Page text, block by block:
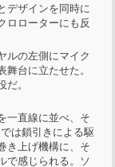
デザインを同時に
ロローターにも反
ルの左側にマイク
舞台に立たせた。
だ。
一直線に並べ、そ
は鎖引きによる駆
き上げ機構に、そ
で感じられる。ソ